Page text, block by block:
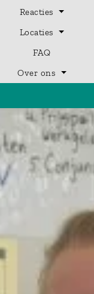
Reacties
Locaties
FAQ
Over ons